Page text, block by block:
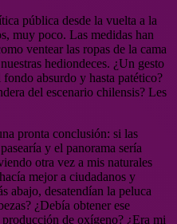
pública desde la vuelta a la
muy poco. Las medidas han
ventear las ropas de la cama
hediondeces. ¿Un gesto
absurdo y hasta patético?
del escenario chilensis? Les
pronta conclusión: si las
y el panorama sería
otra vez a mis naturales
mejor a ciudadanos y
abajo, desatendían la peluca
¿Debía obtener ese
de oxígeno? ¿Era mi